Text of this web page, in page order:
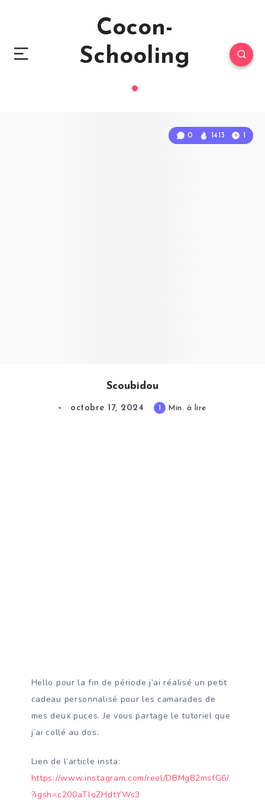
Cocon-
Schooling
Scoubidou
0 1413 1
octobre 17, 2024 1 Min. à lire
Hello pour la fin de période j’ai réalisé un petit
cadeau personnalisé pour les camarades de
mes deux puces. Je vous partage le tutoriel que
j’ai collé au dos.
Lien de l’article insta:
https://www.instagram.com/reel/DBMg82msfG6/
?igsh=c200aTloZHdtYWs3